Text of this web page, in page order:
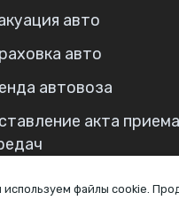
используем файлы cookie.
авто
авто
автовоза
акта приема